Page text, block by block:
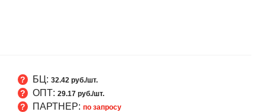
БЦ: 32.42 руб./шт.
ОПТ: 29.17 руб./шт.
ПАРТНЕР: по запросу